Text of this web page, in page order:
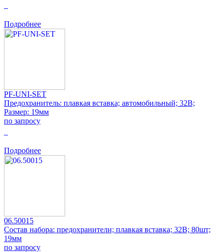
Подробнее
PF-UNI-SET
Предохранитель: плавкая вставка; автомобильный; 32В;
Размер: 19мм
по запросу
Подробнее
06.50015
Состав набора: предохранители; плавкая вставка; 32В; 80шт;
19мм
по запросу